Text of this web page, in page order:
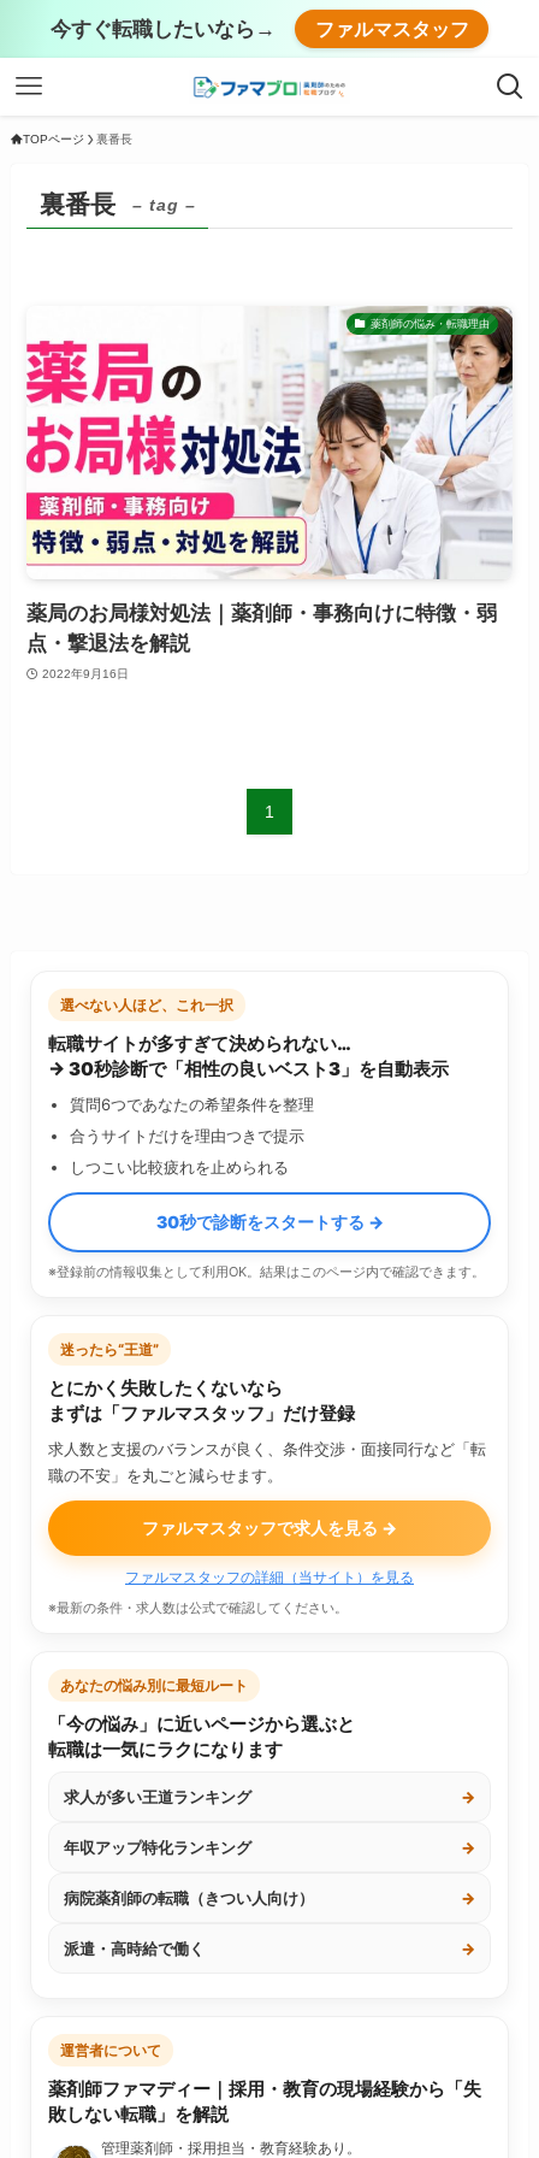
今すぐ転職したいなら→ ファルマスタッフ
TOPページ 裏番長
裏番長 – tag –
薬剤師の悩み・転職理由
薬局のお局様対処法｜薬剤師・事務向けに特徴・弱
点・撃退法を解説
2022年9月16日
1
選べない人ほど、これ一択
転職サイトが多すぎて決められない…
→ 30秒診断で「相性の良いベスト3」を自動表示
質問6つであなたの希望条件を整理
合うサイトだけを理由つきで提示
しつこい比較疲れを止められる
30秒で診断をスタートする →
※登録前の情報収集として利用OK。結果はこのページ内で確認できます。
迷ったら“王道”
とにかく失敗したくないなら
まずは「ファルマスタッフ」だけ登録
求人数と支援のバランスが良く、条件交渉・面接同行など「転
職の不安」を丸ごと減らせます。
ファルマスタッフで求人を見る →
ファルマスタッフの詳細（当サイト）を見る
※最新の条件・求人数は公式で確認してください。
あなたの悩み別に最短ルート
「今の悩み」に近いページから選ぶと
転職は一気にラクになります
求人が多い王道ランキング →
年収アップ特化ランキング →
病院薬剤師の転職（きつい人向け） →
派遣・高時給で働く →
運営者について
薬剤師ファマディー｜採用・教育の現場経験から「失
敗しない転職」を解説
管理薬剤師・採用担当・教育経験あり。